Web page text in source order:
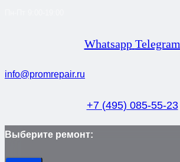
Whatsapp Telegram
info@promrepair.ru
+7 (495) 085-55-23
Выберите ремонт: